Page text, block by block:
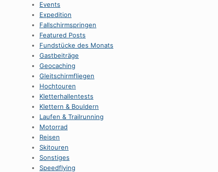
Events
Expedition
Fallschirmspringen
Featured Posts
Fundstücke des Monats
Gastbeiträge
Geocaching
Gleitschirmfliegen
Hochtouren
Kletterhallentests
Klettern & Bouldern
Laufen & Trailrunning
Motorrad
Reisen
Skitouren
Sonstiges
Speedflying